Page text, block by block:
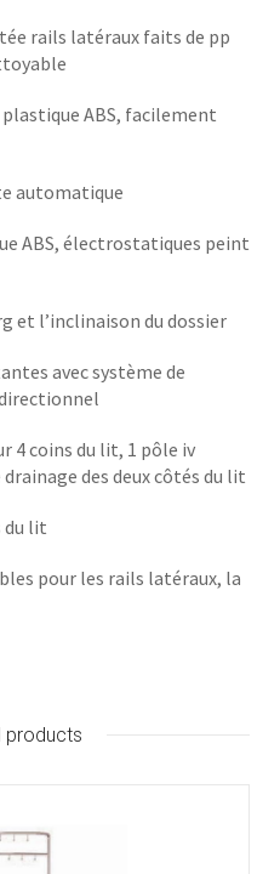
rails latéraux faits de pp
plastique ABS, facilement
automatique
ABS, électrostatiques peint
et l’inclinaison du dossier
avec système de
4 coins du lit, 1 pôle iv
des deux côtés du lit
du lit
pour les rails latéraux, la
products